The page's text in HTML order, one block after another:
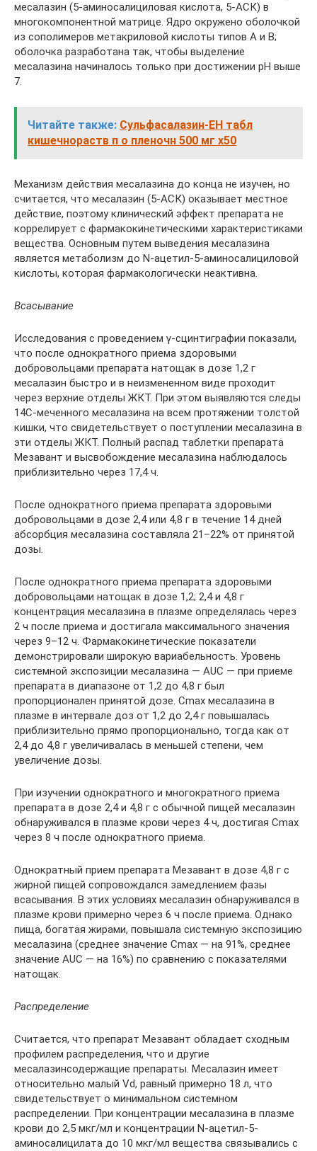
месалазин (5-аминосалициловая кислота, 5-АСК) в
многокомпонентной матрице. Ядро окружено оболочкой
из сополимеров метакриловой кислоты типов А и В;
оболочка разработана так, чтобы выделение
месалазина начиналось только при достижении рН выше
7.
Читайте также: Сульфасалазин-ЕН табл
кишечнораств п о пленочн 500 мг x50
Механизм действия месалазина до конца не изучен, но
считается, что месалазин (5-АСК) оказывает местное
действие, поэтому клинический эффект препарата не
коррелирует с фармакокинетическими характеристиками
вещества. Основным путем выведения месалазина
является метаболизм до N-ацетил-5-аминосалициловой
кислоты, которая фармакологически неактивна.
Всасывание
Исследования с проведением γ-сцинтиграфии показали,
что после однократного приема здоровыми
добровольцами препарата натощак в дозе 1,2 г
месалазин быстро и в неизмененном виде проходит
через верхние отделы ЖКТ. При этом выявляются следы
14С-меченного месалазина на всем протяжении толстой
кишки, что свидетельствует о поступлении месалазина в
эти отделы ЖКТ. Полный распад таблетки препарата
Мезавант и высвобождение месалазина наблюдалось
приблизительно через 17,4 ч.
После однократного приема препарата здоровыми
добровольцами в дозе 2,4 или 4,8 г в течение 14 дней
абсорбция месалазина составляла 21–22% от принятой
дозы.
После однократного приема препарата здоровыми
добровольцами натощак в дозе 1,2; 2,4 и 4,8 г
концентрация месалазина в плазме определялась через
2 ч после приема и достигала максимального значения
через 9–12 ч. Фармакокинетические показатели
демонстрировали широкую вариабельность. Уровень
системной экспозиции месалазина — AUC — при приеме
препарата в диапазоне от 1,2 до 4,8 г был
пропорционален принятой дозе. Cmax месалазина в
плазме в интервале доз от 1,2 до 2,4 г повышалась
приблизительно прямо пропорционально, тогда как от
2,4 до 4,8 г увеличивалась в меньшей степени, чем
увеличение дозы.
При изучении однократного и многократного приема
препарата в дозе 2,4 и 4,8 г с обычной пищей месалазин
обнаруживался в плазме крови через 4 ч, достигая Cmax
через 8 ч после однократного приема.
Однократный прием препарата Мезавант в дозе 4,8 г с
жирной пищей сопровождался замедлением фазы
всасывания. В этих условиях месалазин обнаруживался в
плазме крови примерно через 6 ч после приема. Однако
пища, богатая жирами, повышала системную экспозицию
месалазина (среднее значение Cmax — на 91%, среднее
значение AUC — на 16%) по сравнению с показателями
натощак.
Распределение
Считается, что препарат Мезавант обладает сходным
профилем распределения, что и другие
месалазинсодержащие препараты. Месалазин имеет
относительно малый Vd, равный примерно 18 л, что
свидетельствует о минимальном системном
распределении. При концентрации месалазина в плазме
крови до 2,5 мкг/мл и концентрации N-ацетил-5-
аминосалицилата до 10 мкг/мл вещества связывались с